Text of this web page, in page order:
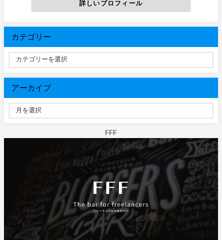
詳しいプロフィール
カテゴリー
アーカイブ
FFF